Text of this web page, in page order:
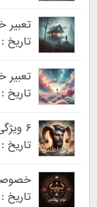
تاریخ : 09 / دی / 1403
تاریخ : 09 / دی / 1403
۶ ویژگی زنان که مرد متولد فروردین آن [...]
تاریخ : 14 / آذر / 1403
تاریخ : 14 / آذر / 1403